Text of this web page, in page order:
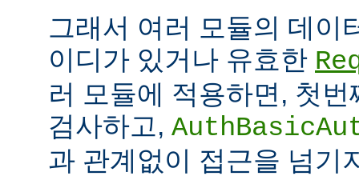
그래서 여러 모듈의 데이
이디가 있거나 유효한
러 모듈에 적용하면, 첫
검사하고,
과 관계없이 접근을 넘기